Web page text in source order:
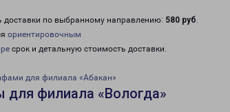
по выбранному направлению: 580 руб.
ориентировочным
срок и детальную стоимость доставки.
для филиала «Абакан»
для филиала «Вологда»